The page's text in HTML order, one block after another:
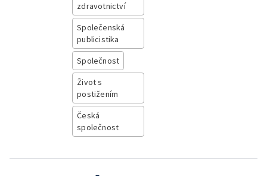
zdravotnictví
Společenská
publicistika
Společnost
Život s
postižením
Česká
společnost